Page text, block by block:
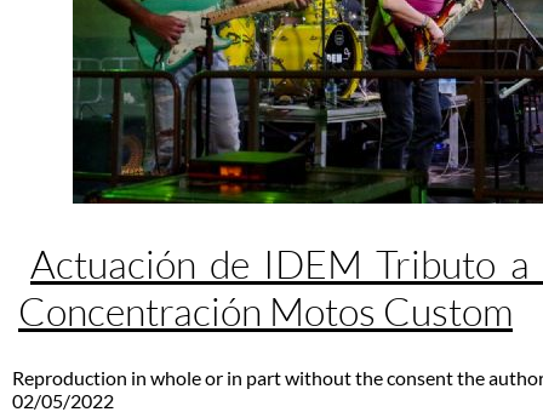
Actuación de IDEM Tributo
Concentración Motos Custom
Reproduction in whole or in part without the consent the
02/05/2022